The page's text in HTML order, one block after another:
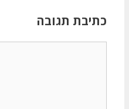
כתיבת תגובה